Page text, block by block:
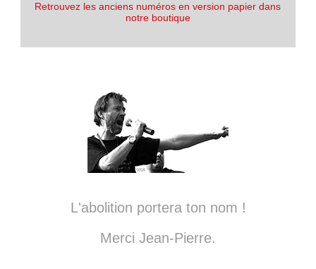
Retrouvez les anciens numéros en version papier dans
notre boutique
L'abolition portera ton nom !
Merci Jean-Pierre.